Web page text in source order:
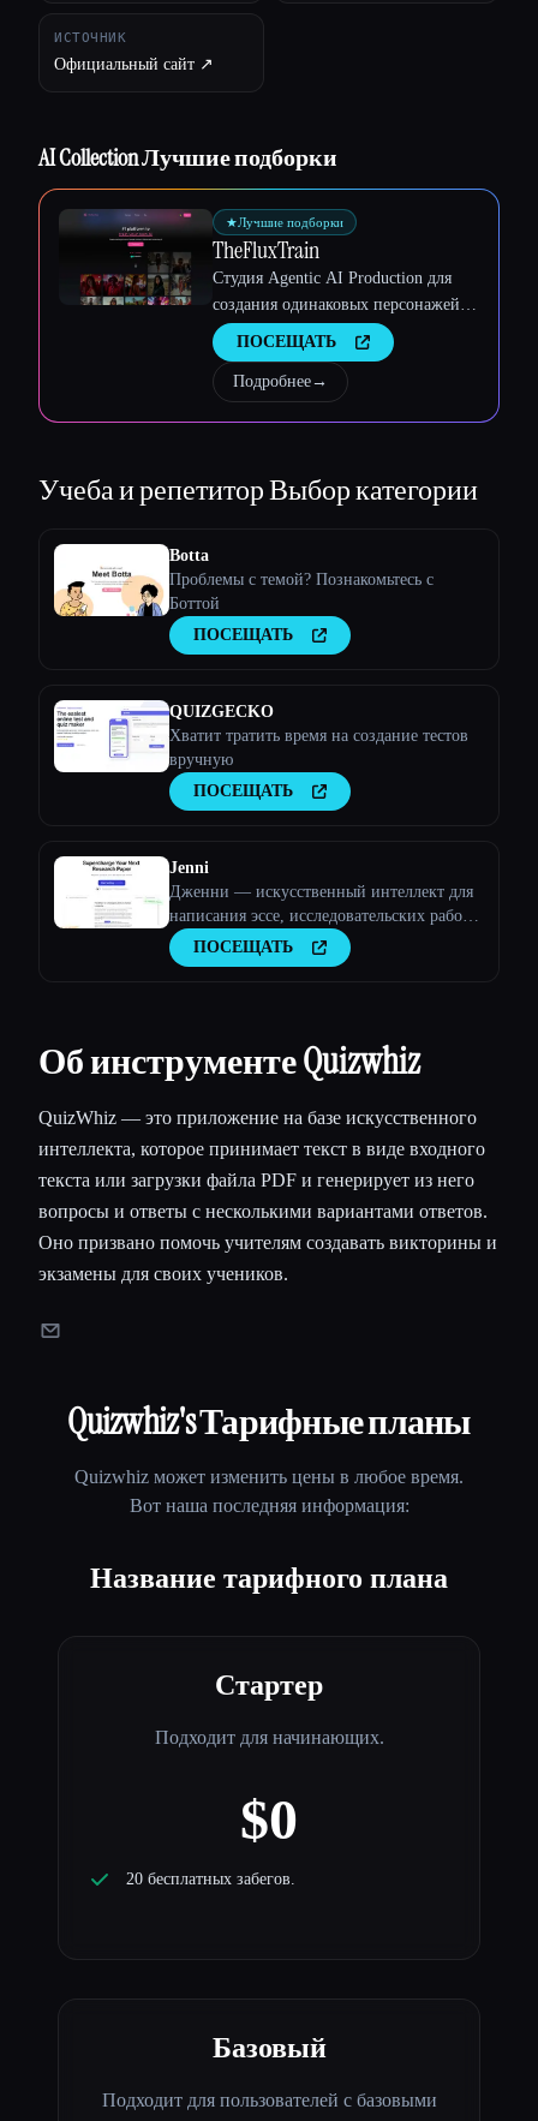
ИСТОЧНИК
Официальный сайт ↗︎
AI Collection Лучшие подборки
★Лучшие подборки
TheFluxTrain
Студия Agentic AI Production для
создания одинаковых персонажей,
рабочих процессов и видео
ПОСЕЩАТЬ
Подробнее→
Учеба и репетиторВыбор категории
Botta
Проблемы с темой? Познакомьтесь с
Боттой
ПОСЕЩАТЬ
QUIZGECKO
Хватит тратить время на создание тестов
вручную
ПОСЕЩАТЬ
Jenni
Дженни — искусственный интеллект для
написания эссе, исследовательских работ и
многого другого!
ПОСЕЩАТЬ
Об инструменте Quizwhiz
QuizWhiz — это приложение на базе искусственного
интеллекта, которое принимает текст в виде входного
текста или загрузки файла PDF и генерирует из него
вопросы и ответы с несколькими вариантами ответов.
Оно призвано помочь учителям создавать викторины и
экзамены для своих учеников.
Quizwhiz's Тарифные планы
Quizwhiz может изменить цены в любое время.
Вот наша последняя информация:
Название тарифного плана
Стартер
Подходит для начинающих.
$0
20 бесплатных забегов.
Базовый
Подходит для пользователей с базовыми